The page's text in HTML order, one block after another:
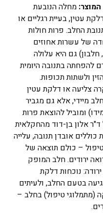
מחלה הנובעת
עטין, בעיית רגליים או
החלב. פרות חולות
של עשרות אחוזים
גם היא עלולה
להפחתה בתנובה היומית
ולשתות תכופות​.
צליעה או דלקת עטין
מיידי, אלא גם מגביר
ומוביל להוצאת פרות
אלון בן-דוד מהחקלאית
אובדן תנובה, עלייה
– כולם תוצאה של
ירודים​. חלב המופק
נוכחות דלקת
בטעם החלב, ולעיתים
(מתמלוגי טיפול) בחלב –